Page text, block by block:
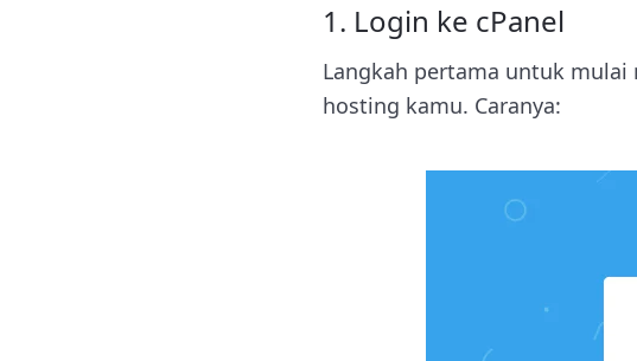
1. Login ke cPanel
Langkah pertama untuk mulai
hosting kamu. Caranya: